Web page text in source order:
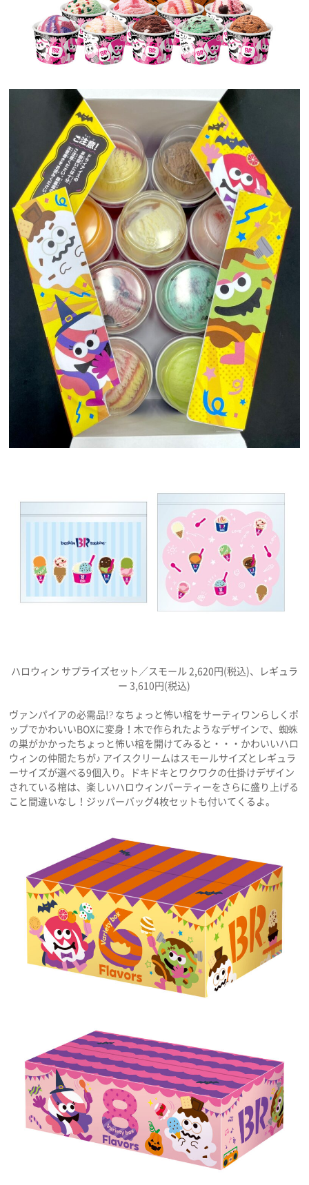
ハロウィン サプライズセット／スモール 2,620円(税込)、レギュラ
ー 3,610円(税込)
ヴァンパイアの必需品!? なちょっと怖い棺をサーティワンらしくポ
ップでかわいいBOXに変身！木で作られたようなデザインで、蜘蛛
の巣がかかったちょっと怖い棺を開けてみると・・・かわいいハロ
ウィンの仲間たちが♪ アイスクリームはスモールサイズとレギュラ
ーサイズが選べる9個入り。ドキドキとワクワクの仕掛けデザイン
されている棺は、楽しいハロウィンパーティーをさらに盛り上げる
こと間違いなし！ジッパーバッグ4枚セットも付いてくるよ。